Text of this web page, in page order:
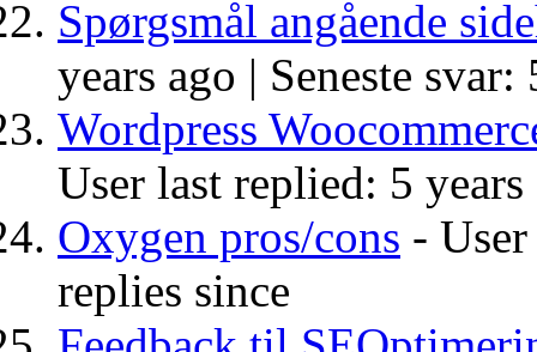
Spørgsmål angående
years ago | Seneste svar:
Wordpress
User last replied: 5
Oxygen pros/cons -
replies since